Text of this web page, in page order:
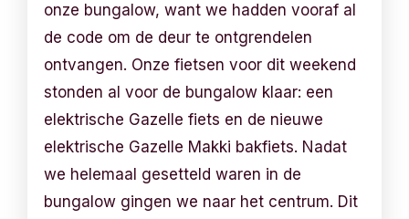
onze bungalow, want we hadden vooraf al
de code om de deur te ontgrendelen
ontvangen. Onze fietsen voor dit weekend
stonden al voor de bungalow klaar: een
elektrische Gazelle fiets en de nieuwe
elektrische Gazelle Makki bakfiets. Nadat
we helemaal gesetteld waren in de
bungalow gingen we naar het centrum. Dit